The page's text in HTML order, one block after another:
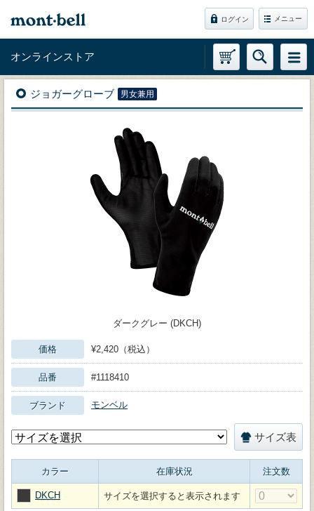
ログイン メニュー
オンラインストア
ジョガーグローブ 男女兼用
ダークグレー (DKCH)
価格 ¥2,420（税込）
品番 #1118410
ブランド モンベル
サイズ表
カラー 在庫状況 注文数
DKCH サイズを選択すると表示されます